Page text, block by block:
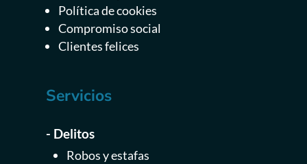
Política de cookies
Compromiso social
Clientes felices
Servicios
- Delitos
Robos y estafas